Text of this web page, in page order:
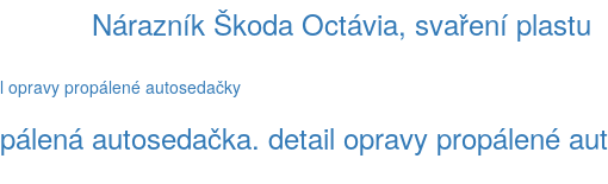
Nárazník Škoda Octávia, svaření plastu
autosedačka. detail opravy propálené